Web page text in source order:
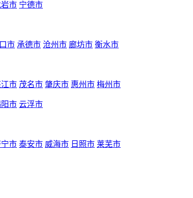
市 宁德市
市 承德市 沧州市 廊坊市 衡水市
市 茂名市 肇庆市 惠州市 梅州市
市 云浮市
市 泰安市 威海市 日照市 莱芜市